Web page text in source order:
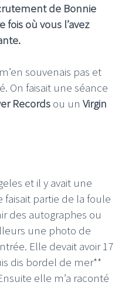
de Bonnie
où vous l’avez
souvenais pas et
On faisait une séance
Records ou un Virgin
et il y avait une
partie de la foule
des autographes ou
une photo de
Elle devait avoir 17
dis bordel de mer**
elle m’a raconté